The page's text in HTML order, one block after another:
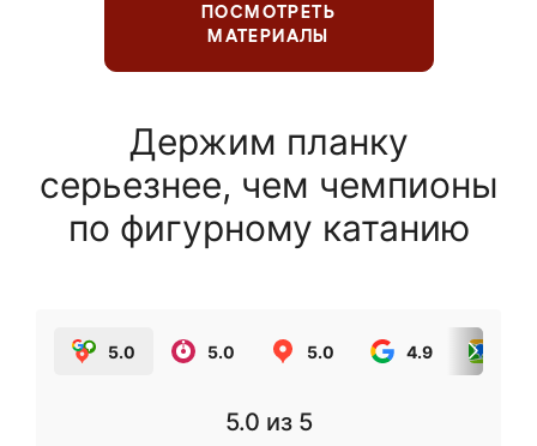
ПОСМОТРЕТЬ
МАТЕРИАЛЫ
Держим планку
серьезнее, чем чемпионы
по фигурному катанию
5.0 5.0 5.0 4.9
5.0 из 5